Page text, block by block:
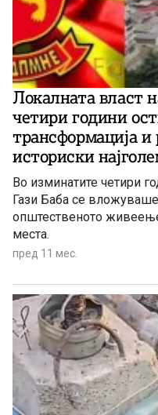
Локалната
четири години
трансформација и
историски
Во изминатите четири
Гази Баба се
општественото
места.
пред 11 мес.